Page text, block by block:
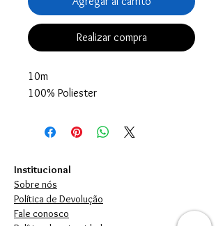
Realizar compra
10m
100% Poliester
Institucional
Sobre nós
Política de Devolução
Fale conosco